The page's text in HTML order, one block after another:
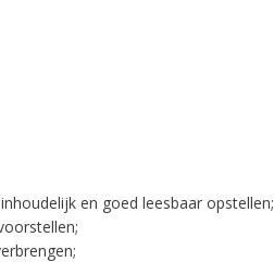
en goed leesbaar opstellen;